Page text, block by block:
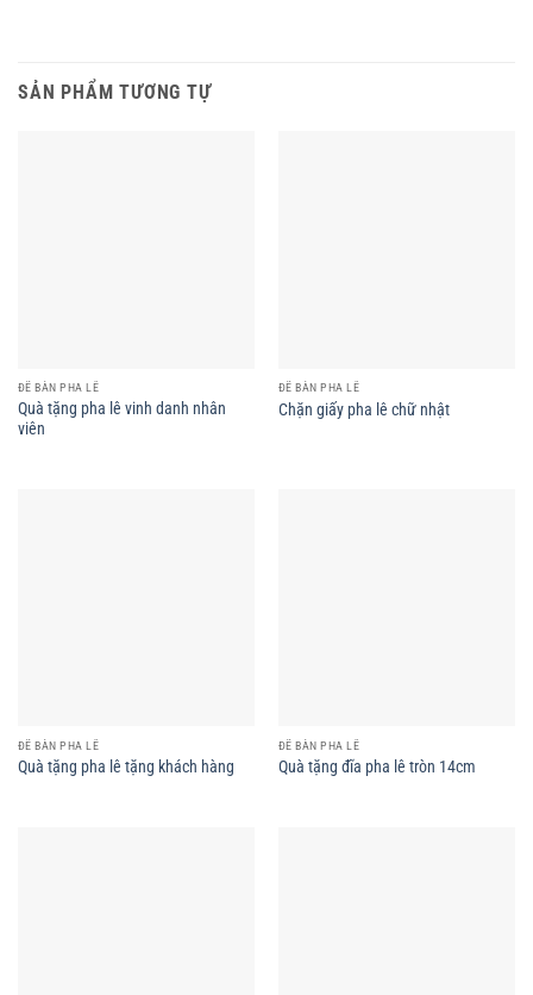
SẢN PHẨM TƯƠNG TỰ
ĐỂ BÀN PHA LÊ
Quà tặng pha lê vinh danh nhân
viên
ĐỂ BÀN PHA LÊ
Chặn giấy pha lê chữ nhật
ĐỂ BÀN PHA LÊ
Quà tặng pha lê tặng khách hàng
ĐỂ BÀN PHA LÊ
Quà tặng đĩa pha lê tròn 14cm